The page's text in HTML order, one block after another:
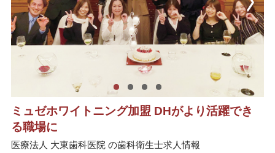
ミュゼホワイトニング加盟 DHがより活躍でき
る職場に
医療法人 大東歯科医院 の歯科衛生士求人情報